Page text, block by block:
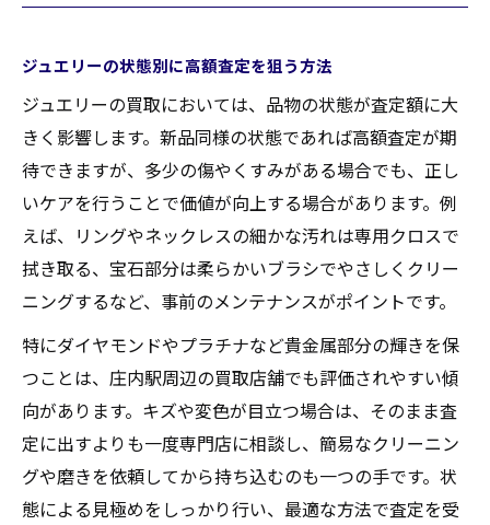
ジュエリーの状態別に高額査定を狙う方法
ジュエリーの買取においては、品物の状態が査定額に大
きく影響します。新品同様の状態であれば高額査定が期
待できますが、多少の傷やくすみがある場合でも、正し
いケアを行うことで価値が向上する場合があります。例
えば、リングやネックレスの細かな汚れは専用クロスで
拭き取る、宝石部分は柔らかいブラシでやさしくクリー
ニングするなど、事前のメンテナンスがポイントです。
特にダイヤモンドやプラチナなど貴金属部分の輝きを保
つことは、庄内駅周辺の買取店舗でも評価されやすい傾
向があります。キズや変色が目立つ場合は、そのまま査
定に出すよりも一度専門店に相談し、簡易なクリーニン
グや磨きを依頼してから持ち込むのも一つの手です。状
態による見極めをしっかり行い、最適な方法で査定を受